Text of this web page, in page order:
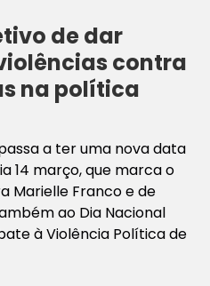
de dar
contra
na política
a ter uma nova data
14 março, que marca o
Marielle Franco e de
ao Dia Nacional
à Violência Política de